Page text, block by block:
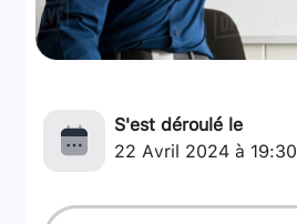
S'est déroulé le
22 Avril 2024 à 19:30